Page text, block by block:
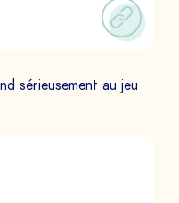
sérieusement au jeu